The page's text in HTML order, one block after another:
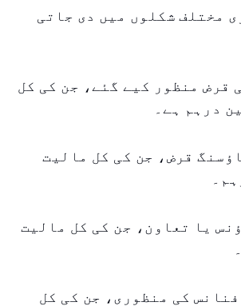
مختلف شکلوں میں دی جاتی
قرض منظور کیے گئے، جن کی کل
ہاؤسنگ قرض، جن کی کل مالیت
یا تعاون، جن کی کل مالیت
فنانس کی منظوری، جن کی کل